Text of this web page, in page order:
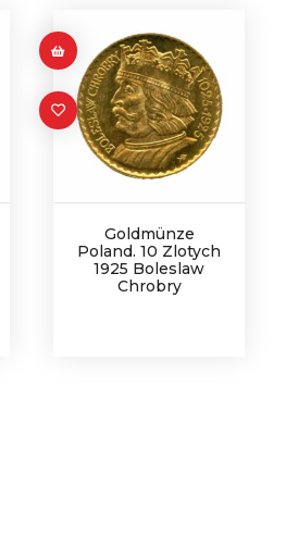
Goldmünze
Poland. 10 Zlotych
1925 Boleslaw
Chrobry